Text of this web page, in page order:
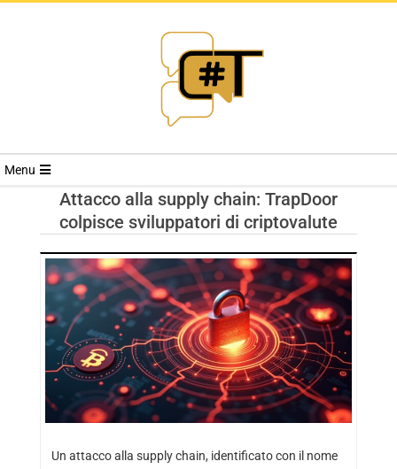
RIVISTA
TRENDS
Menu
Attacco alla supply chain: TrapDoor
colpisce sviluppatori di criptovalute
Un attacco alla supply chain, identificato con il nome